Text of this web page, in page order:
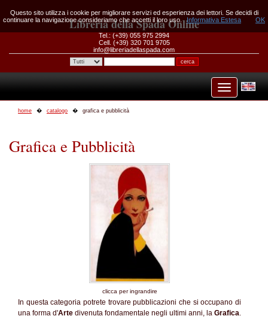
Libreria della Spada Online
Tel.: (+39) 055 975 2994
Cell. (+39) 320 701 9705
info@libreriadellaspada.com
home catalogo grafica e pubblicità
Grafica e Pubblicità
clicca per ingrandire
In questa categoria potrete trovare pubblicazioni che si occupano di
una forma d'Arte divenuta fondamentale negli ultimi anni, la Grafica.
Questo sito utilizza i cookie per migliorare servizi ed esperienza dei lettori. Se decidi di
continuare la navigazione consideriamo che accetti il loro uso.
Informativa Estesa OK